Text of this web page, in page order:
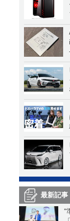
最新記事
"